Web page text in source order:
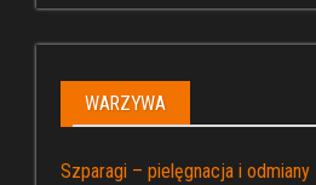
WARZYWA
Szparagi – pielęgnacja i odmiany